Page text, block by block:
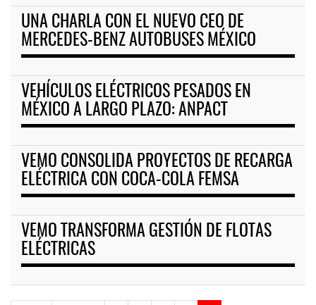
UNA CHARLA CON EL NUEVO CEO DE
MERCEDES-BENZ AUTOBUSES MÉXICO
VEHÍCULOS ELÉCTRICOS PESADOS EN
MÉXICO A LARGO PLAZO: ANPACT
VEMO CONSOLIDA PROYECTOS DE RECARGA
ELÉCTRICA CON COCA-COLA FEMSA
VEMO TRANSFORMA GESTIÓN DE FLOTAS
ELÉCTRICAS